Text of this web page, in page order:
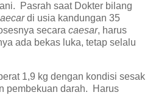
Pasrah saat Dokter bilang
di usia kandungan 35
secara caesar, harus
ada bekas luka, tetap selalu
1,9 kg dengan kondisi sesak
pembekuan darah. Harus